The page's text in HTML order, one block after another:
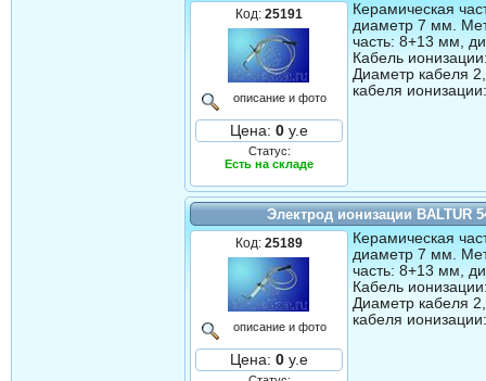
Код:25191
описание и фото
Цена: 0 у.е
Статус:
Есть на складе
Керамическая
диаметр 7 мм.
часть: 8+13 мм,
Кабель
Диаметр кабеля
кабеля
Электрод ионизации BALTUR
Код:25189
описание и фото
Цена: 0 у.е
Керамическая
диаметр 7 мм.
часть: 8+13 мм,
Кабель
Диаметр кабеля
кабеля